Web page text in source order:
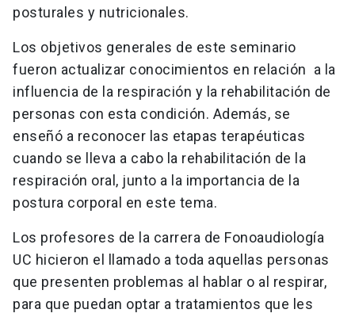
posturales y nutricionales.
Los objetivos generales de este seminario
fueron actualizar conocimientos en relación a la
influencia de la respiración y la rehabilitación de
personas con esta condición. Además, se
enseñó a reconocer las etapas terapéuticas
cuando se lleva a cabo la rehabilitación de la
respiración oral, junto a la importancia de la
postura corporal en este tema.
Los profesores de la carrera de Fonoaudiología
UC hicieron el llamado a toda aquellas personas
que presenten problemas al hablar o al respirar,
para que puedan optar a tratamientos que les